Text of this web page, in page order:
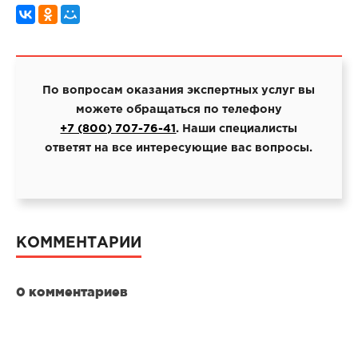
По вопросам оказания экспертных услуг вы
можете обращаться по телефону
+7 (800) 707-76-41. Наши специалисты
ответят на все интересующие вас вопросы.
КОММЕНТАРИИ
0 комментариев